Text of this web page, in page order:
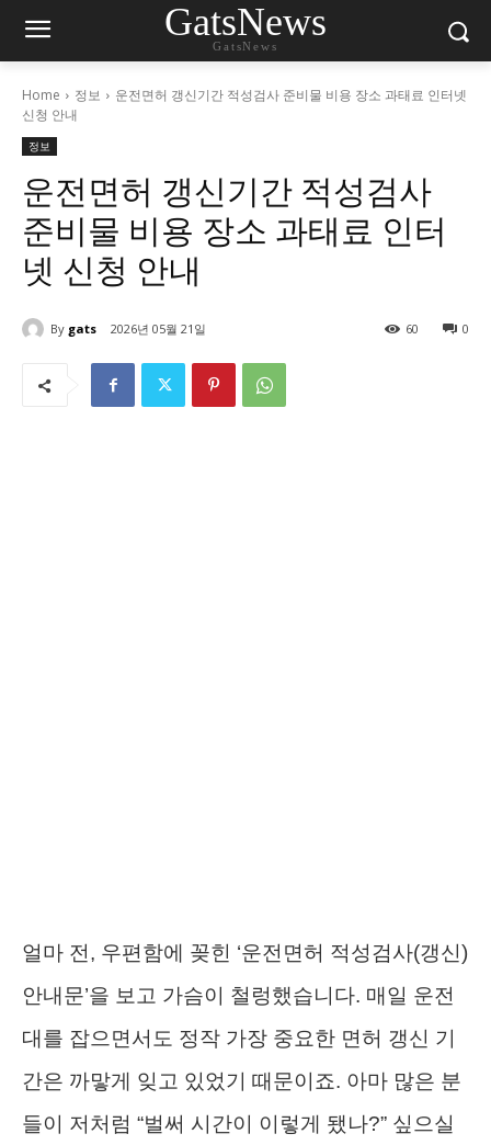
GatsNews
GatsNews
Home 정보
운전면허 갱신기간 적성검사 준비물 비용 장소 과태료 인터넷
신청 안내
정보
운전면허 갱신기간 적성검사
준비물 비용 장소 과태료 인터
넷 신청 안내
By gats 2026년 05월 21일 0
60
얼마 전, 우편함에 꽂힌 ‘운전면허 적성검사(갱신)
안내문’을 보고 가슴이 철렁했습니다. 매일 운전
대를 잡으면서도 정작 가장 중요한 면허 갱신 기
간은 까맣게 잊고 있었기 때문이죠. 아마 많은 분
들이 저처럼 “벌써 시간이 이렇게 됐나?” 싶으실